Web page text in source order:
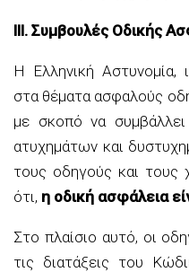
ΙΙΙ. Συμβουλές Οδικής
Η Ελληνική Αστυνομία,
στα θέματα ασφαλούς
με σκοπό να
ατυχημάτων και
τους οδηγούς και τους
ότι, η οδική ασφάλεια
Στο πλαίσιο αυτό, οι
τις διατάξεις του